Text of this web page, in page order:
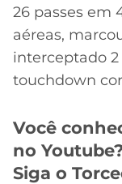
MG
26 passes em
aéreas,
interceptado
touchdown
Você
no
Siga o